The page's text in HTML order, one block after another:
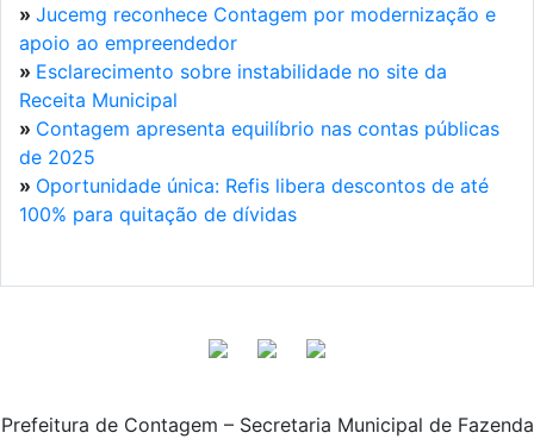
» Jucemg reconhece Contagem por modernização e
apoio ao empreendedor
» Esclarecimento sobre instabilidade no site da
Receita Municipal
» Contagem apresenta equilíbrio nas contas públicas
de 2025
» Oportunidade única: Refis libera descontos de até
100% para quitação de dívidas
Prefeitura de Contagem – Secretaria Municipal de Fazenda